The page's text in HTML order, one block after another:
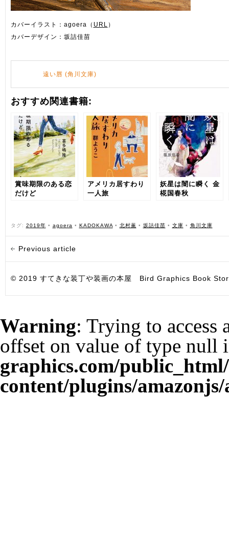
カバーイラスト：agoera（ URL ）
カバーデザイン：坂詰佳苗
遠い唇 (角川文庫)
おすすめ関連書籍:
賞味期限のある恋
だけど
アメリカ居すわり
一人旅
妖星は闇に瞬く 金
椛国春秋
タグ: 2019年 • agoera • KADOKAWA • 北村薫 • 坂詰佳苗 • 文庫 • 角川文庫
Previous article
© 2019 すてきな装丁や装画の本屋 Bird Graphics Book
Warning: Trying to access
offset on value of type null
graphics.com/
content/plugins/